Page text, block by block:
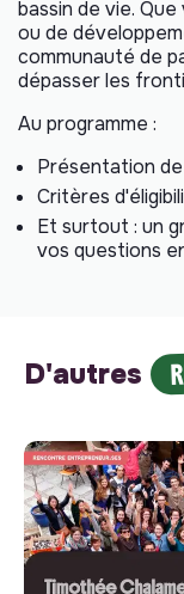
bassin de vie.
ou de
communauté de
dépasser les
Au programme :
Présentation
Critères
Et surtout : un
vos questions
D'autres